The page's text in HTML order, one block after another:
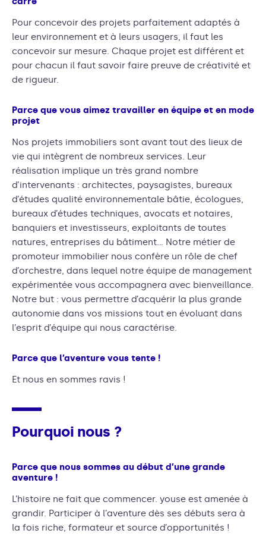
Pour concevoir des projets parfaitement adaptés à
leur environnement et à leurs usagers, il faut les
concevoir sur mesure. Chaque projet est différent et
pour chacun il faut savoir faire preuve de créativité et
de rigueur.
Parce que vous aimez travailler en équipe et en mode
projet
Nos projets immobiliers sont avant tout des lieux de
vie qui intègrent de nombreux services. Leur
réalisation implique un très grand nombre
d’intervenants : architectes, paysagistes, bureaux
d’études qualité environnementale bâtie, écologues,
bureaux d’études techniques, avocats et notaires,
banquiers et investisseurs, exploitants de toutes
natures, entreprises du bâtiment… Notre métier de
promoteur immobilier nous confère un rôle de chef
d’orchestre, dans lequel notre équipe de management
expérimentée vous accompagnera avec bienveillance.
Notre but : vous permettre d’acquérir la plus grande
autonomie dans vos missions tout en évoluant dans
l’esprit d’équipe qui nous caractérise.
Parce que l’aventure vous tente !
Et nous en sommes ravis !
Pourquoi nous ?
Parce que nous sommes au début d’une grande
aventure !
L’histoire ne fait que commencer. youse est amenée à
grandir. Participer à l’aventure dès ses débuts sera à
la fois riche, formateur et source d’opportunités !